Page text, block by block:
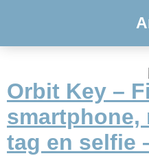
Orbit Key –
smartphone,
tag en selfie